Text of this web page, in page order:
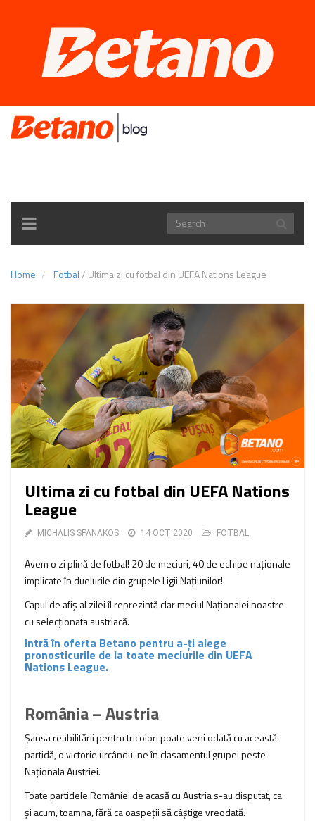
TOGGLE
NAVIGATION
Home Fotbal/ Ultima zi cu fotbal din UEFA Nations League
Ultima zi cu fotbal din UEFA Nations
League
MICHALIS SPANAKOS 14 OCT 2020 FOTBAL
Avem o zi plină de fotbal! 20 de meciuri, 40 de echipe naționale
implicate în duelurile din grupele Ligii Națiunilor!
Capul de afiș al zilei îl reprezintă clar meciul Naționalei noastre
cu selecționata austriacă.
Intră în oferta Betano pentru a-ți alege
pronosticurile de la toate meciurile din UEFA
Nations League.
România – Austria
Șansa reabilitării pentru tricolori poate veni odată cu această
partidă, o victorie urcându-ne în clasamentul grupei peste
Naționala Austriei.
Toate partidele României de acasă cu Austria s-au disputat, ca
și acum, toamna, fără ca oaspeții să câștige vreodată.